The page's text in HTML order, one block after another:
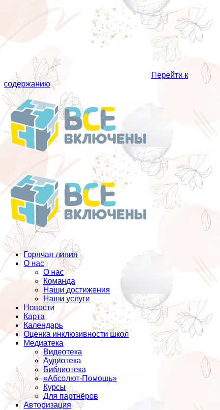
Перейти к
содержанию
Горячая линия
О нас
О нас
Команда
Наши достижения
Наши услуги
Новости
Карта
Календарь
Оценка инклюзивности школ
Медиатека
Видеотека
Аудиотека
Библиотека
«Абсолют-Помощь»
Курсы
Для партнёров
Авторизация